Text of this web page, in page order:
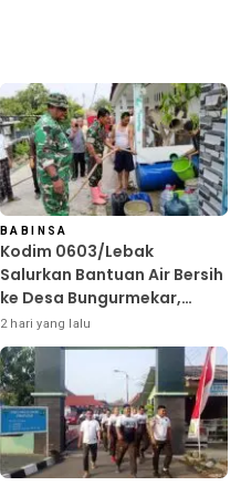
BABINSA
Kodim 0603/Lebak
Salurkan Bantuan Air Bersih
ke Desa Bungurmekar,
Ringankan Beban Warga
Terdampak Kemarau
2 hari yang lalu